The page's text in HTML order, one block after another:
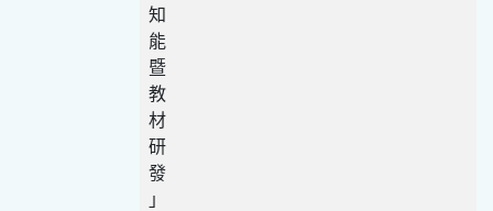
知
能
暨
教
材
研
發
」